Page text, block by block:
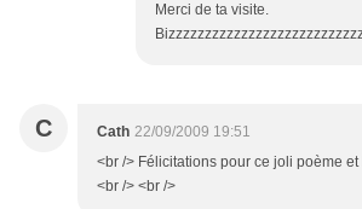
Merci de ta visite.
C Cath 22/09/2009 19:51
<br /> Félicitations pour ce joli poème
<br /> <br />